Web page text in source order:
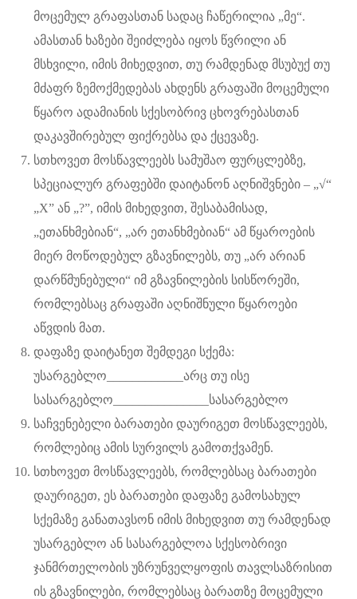
მოცემულ გრაფასთან სადაც ჩაწერილია „მე“.
ამასთან ხაზები შეიძლება იყოს წვრილი ან
მსხვილი, იმის მიხედვით, თუ რამდენად მსუბუქ თუ
მძაფრ ზემოქმედებას ახდენს გრაფაში მოცემული
წყარო ადამიანის სქესობრივ ცხოვრებასთან
დაკავშირებულ ფიქრებსა და ქცევაზე.
სთხოვეთ მოსწავლეებს სამუშაო ფურცლებზე,
სპეციალურ გრაფებში დაიტანონ აღნიშვნები – „√“
„X” ან „?”, იმის მიხედვით, შესაბამისად,
„ეთანხმებიან“, „არ ეთანხმებიან“ ამ წყაროების
მიერ მოწოდებულ გზავნილებს, თუ „არ არიან
დარწმუნებული“ იმ გზავნილების სისწორეში,
რომლებსაც გრაფაში აღნიშნული წყაროები
აწვდის მათ.
დაფაზე დაიტანეთ შემდეგი სქემა:
უსარგებლო____________არც თუ ისე
სასარგებლო_______________სასარგებლო
საჩვენებელი ბარათები დაურიგეთ მოსწავლეებს,
რომლებიც ამის სურვილს გამოთქვამენ.
სთხოვეთ მოსწავლეებს, რომლებსაც ბარათები
დაურიგეთ, ეს ბარათები დაფაზე გამოსახულ
სქემაზე განათავსონ იმის მიხედვით თუ რამდენად
უსარგებლო ან სასარგებლოა სქესობრივი
ჯანმრთელობის უზრუნველყოფის თავლსაზრისით
ის გზავნილები, რომლებსაც ბარათზე მოცემული